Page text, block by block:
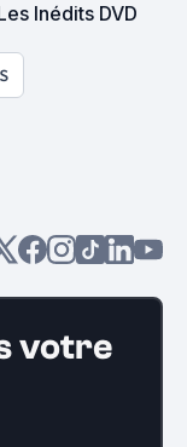
Inédits DVD
votre